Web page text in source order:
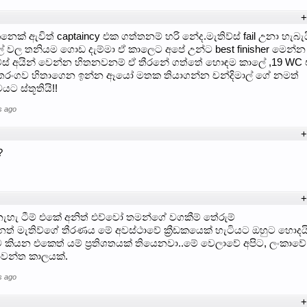
ඇවිත් captaincy එක ගත්තනම් හරි නේද.මැතිව්ස් fail උනා
වල තනියම ගොඩ දැම්මා ඒ කාලෙට අපේ උන්ට best finisher මෙන්න
අයින් වෙන්න හිතනවනම් ඒ තීරනේ ගත්තේ හොඳම කාලේ ,19 WC
හිතාගෙන ඉන්න ඈයෝ මතක තියාගන්න චන්දිමාල් ගේ නමත්
ස්තූතියි!!
ago
ටීම් එකේ අනිත් එව්වෝ තමන්ගේ වගකීම් තේරුම්
තීරණය මේ අවස්ථාවේ ක්‍රීඩකයෙක් හැටියට ඔහුට
කියන එකෙත් යම් ප්‍රතිශතයක් තියෙනවා..මේ වෙලාවේ අපිට, ලංකාවේ
කාලයක්.
ago